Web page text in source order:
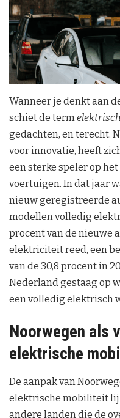
Wanneer je denkt aan
schiet de term
gedachten, en terecht.
voor innovatie, heeft
een sterke speler op
voertuigen. In dat jaar
nieuw geregistreerde
modellen volledig
procent van de nieuwe
elektriciteit reed, een
van de 30,8 procent in
Nederland gestaag op
een volledig elektrisch
Noorwegen als
elektrische
De aanpak van
elektrische mobiliteit
andere landen die de